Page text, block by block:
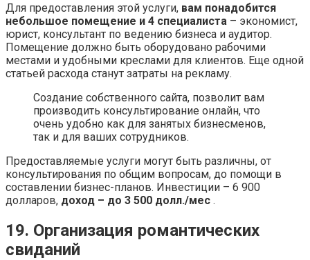
Для предоставления этой услуги, вам понадобится
небольшое помещение и 4 специалиста – экономист,
юрист, консультант по ведению бизнеса и аудитор.
Помещение должно быть оборудовано рабочими
местами и удобными креслами для клиентов. Еще одной
статьей расхода станут затраты на рекламу.
Создание собственного сайта, позволит вам
производить консультирование онлайн, что
очень удобно как для занятых бизнесменов,
так и для ваших сотрудников.
Предоставляемые услуги могут быть различны, от
консультирования по общим вопросам, до помощи в
составлении бизнес-планов. Инвестиции – 6 900
долларов, доход – до 3 500 долл./мес .
19. Организация романтических
свиданий